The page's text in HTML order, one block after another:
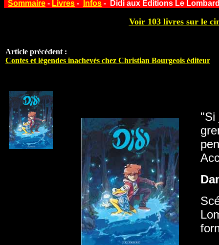
Sommaire - Livres - Infos - Didi aux Éditions Le
Voir 103 livres sur le
Article précédent :
Contes et légendes inachevés chez Christian Bourgeois éditeur
"Si